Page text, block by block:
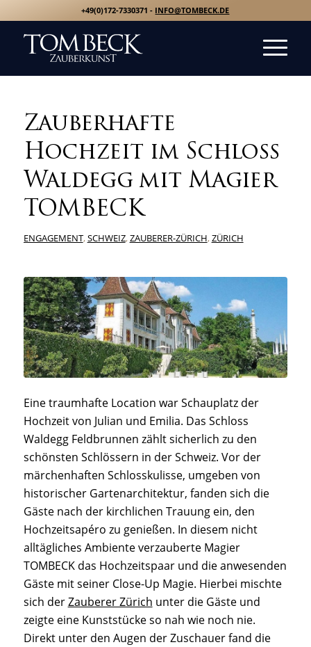
+49(0)172-7330371 - INFO@TOMBECK.DE
Zauberhafte
Hochzeit im Schloss
Waldegg mit Magier
TOMBECK
ENGAGEMENT,SCHWEIZ,ZAUBERER-ZÜRICH,ZÜRICH
Eine traumhafte Location war Schauplatz der
Hochzeit von Julian und Emilia. Das Schloss
Waldegg Feldbrunnen zählt sicherlich zu den
schönsten Schlössern in der Schweiz. Vor der
märchenhaften Schlosskulisse, umgeben von
historischer Gartenarchitektur, fanden sich die
Gäste nach der kirchlichen Trauung ein, den
Hochzeitsapéro zu genießen. In diesem nicht
alltägliches Ambiente verzauberte Magier
TOMBECK das Hochzeitspaar und die anwesenden
Gäste mit seiner Close-Up Magie. Hierbei mischte
sich derZauberer Zürich unter die Gäste und
zeigte eine Kunststücke so nah wie noch nie.
Direkt unter den Augen der Zuschauer fand die